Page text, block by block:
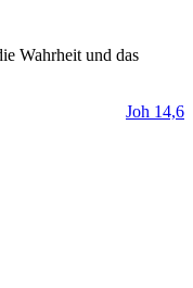
Wahrheit und das
Joh 14,6